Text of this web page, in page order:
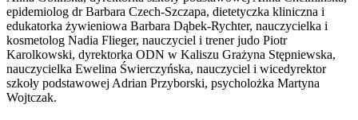
epidemiolog dr Barbara Czech-Szczapa, dietetyczka kliniczna i
edukatorka żywieniowa Barbara Dąbek-Rychter, nauczycielka i
kosmetolog Nadia Flieger, nauczyciel i trener judo Piotr
Karolkowski, dyrektorka ODN w Kaliszu Grażyna Stępniewska,
nauczycielka Ewelina Świerczyńska, nauczyciel i wicedyrektor
szkoły podstawowej Adrian Przyborski, psycholożka Martyna
Wojtczak.